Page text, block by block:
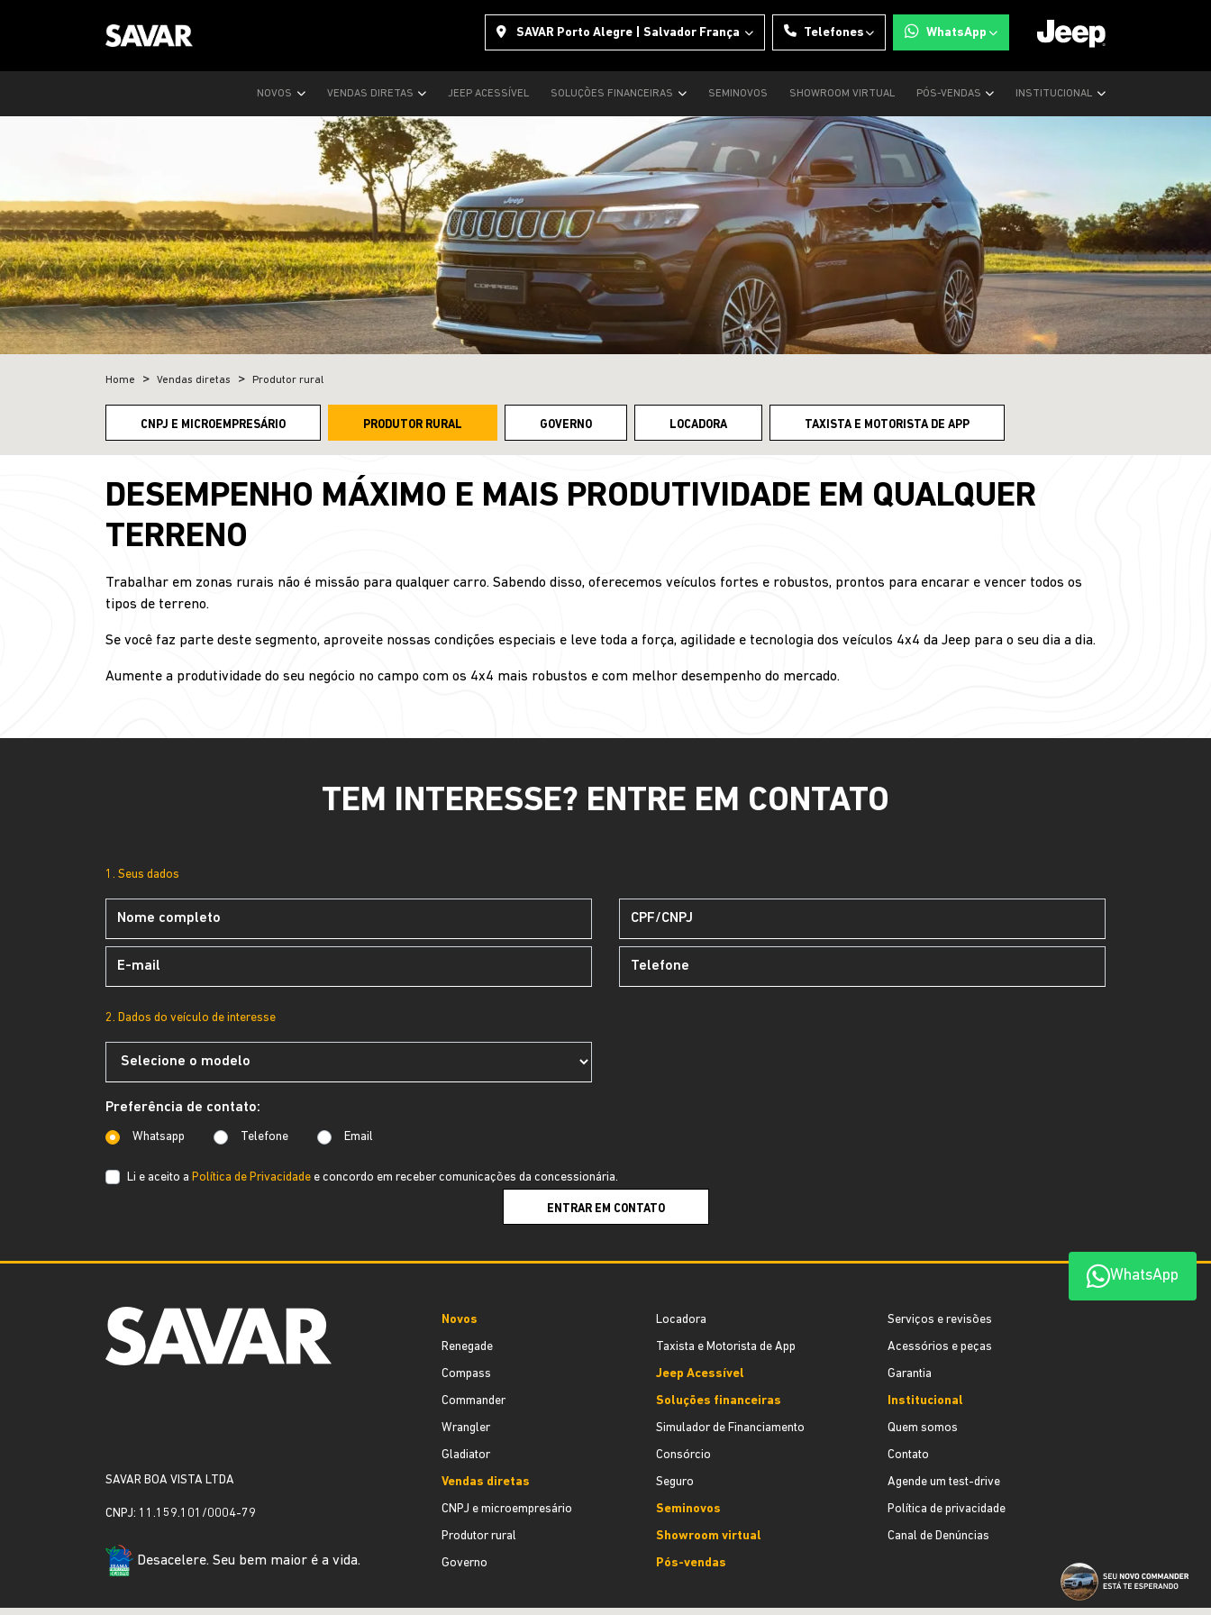
SAVAR Porto Alegre | Salvador França Telefones WhatsApp
NOVOS VENDAS DIRETAS JEEP ACESSÍVEL SOLUÇÕES FINANCEIRAS SEMINOVOS SHOWROOM VIRTUAL PÓS-VENDAS INSTITUCIONAL
Home Vendas diretas Produtor rural
CNPJ E MICROEMPRESÁRIO PRODUTOR RURAL GOVERNO LOCADORA TAXISTA E MOTORISTA DE APP
DESEMPENHO MÁXIMO E MAIS PRODUTIVIDADE EM QUALQUER
TERRENO
Trabalhar em zonas rurais não é missão para qualquer carro. Sabendo disso, oferecemos veículos fortes e robustos, prontos para encarar e vencer todos os
tipos de terreno.
Se você faz parte deste segmento, aproveite nossas condições especiais e leve toda a força, agilidade e tecnologia dos veículos 4x4 da Jeep para o seu dia a dia.
Aumente a produtividade do seu negócio no campo com os 4x4 mais robustos e com melhor desempenho do mercado.
TEM INTERESSE? ENTRE EM CONTATO
1. Seus dados
2. Dados do veículo de interesse
Preferência de contato:
Whatsapp Telefone Email
Li e aceito a Política de Privacidade e concordo em receber comunicações da concessionária.
ENTRAR EM CONTATO
WhatsApp
SAVAR BOA VISTA LTDA
CNPJ: 11.159.101/0004-79
Desacelere. Seu bem maior é a vida.
Novos
Renegade
Compass
Commander
Wrangler
Gladiator
Vendas diretas
CNPJ e microempresário
Produtor rural
Governo
Locadora
Taxista e Motorista de App
Jeep Acessível
Soluções financeiras
Simulador de Financiamento
Consórcio
Seguro
Seminovos
Showroom virtual
Pós-vendas
Serviços e revisões
Acessórios e peças
Garantia
Institucional
Quem somos
Contato
Agende um test-drive
Política de privacidade
Canal de Denúncias